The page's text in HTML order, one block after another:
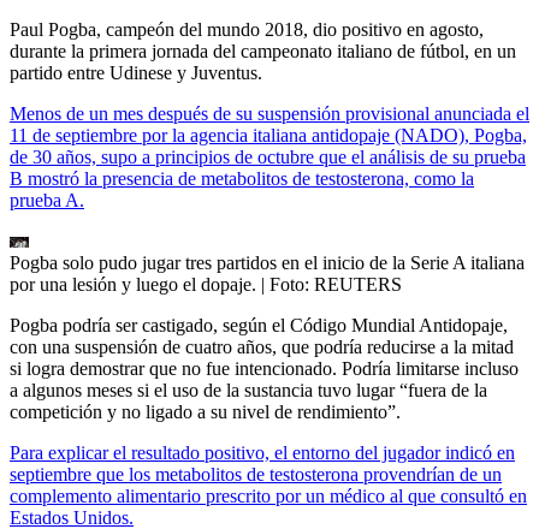
Paul Pogba, campeón del mundo 2018, dio positivo en agosto,
durante la primera jornada del campeonato italiano de fútbol, en un
partido entre Udinese y Juventus.
Menos de un mes después de su suspensión provisional anunciada el
11 de septiembre por la agencia italiana antidopaje (NADO), Pogba,
de 30 años, supo a principios de octubre que el análisis de su prueba
B mostró la presencia de metabolitos de testosterona, como la
prueba A.
Pogba solo pudo jugar tres partidos en el inicio de la Serie A italiana
por una lesión y luego el dopaje. | Foto: REUTERS
Pogba podría ser castigado, según el Código Mundial Antidopaje,
con una suspensión de cuatro años, que podría reducirse a la mitad
si logra demostrar que no fue intencionado. Podría limitarse incluso
a algunos meses si el uso de la sustancia tuvo lugar “fuera de la
competición y no ligado a su nivel de rendimiento”.
Para explicar el resultado positivo, el entorno del jugador indicó en
septiembre que los metabolitos de testosterona provendrían de un
complemento alimentario prescrito por un médico al que consultó en
Estados Unidos.